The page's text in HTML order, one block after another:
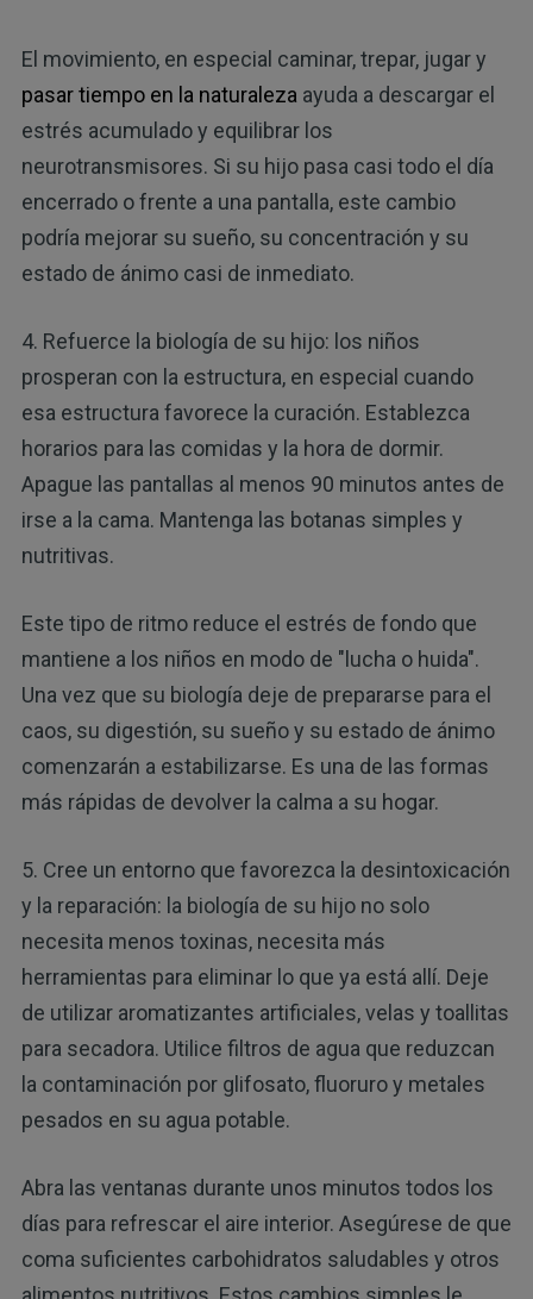
El movimiento, en especial caminar, trepar, jugar y
pasar tiempo en la naturaleza ayuda a descargar el
estrés acumulado y equilibrar los
neurotransmisores. Si su hijo pasa casi todo el día
encerrado o frente a una pantalla, este cambio
podría mejorar su sueño, su concentración y su
estado de ánimo casi de inmediato.
4. Refuerce la biología de su hijo: los niños
prosperan con la estructura, en especial cuando
esa estructura favorece la curación. Establezca
horarios para las comidas y la hora de dormir.
Apague las pantallas al menos 90 minutos antes de
irse a la cama. Mantenga las botanas simples y
nutritivas.
Este tipo de ritmo reduce el estrés de fondo que
mantiene a los niños en modo de "lucha o huida".
Una vez que su biología deje de prepararse para el
caos, su digestión, su sueño y su estado de ánimo
comenzarán a estabilizarse. Es una de las formas
más rápidas de devolver la calma a su hogar.
5. Cree un entorno que favorezca la desintoxicación
y la reparación: la biología de su hijo no solo
necesita menos toxinas, necesita más
herramientas para eliminar lo que ya está allí. Deje
de utilizar aromatizantes artificiales, velas y toallitas
para secadora. Utilice filtros de agua que reduzcan
la contaminación por glifosato, fluoruro y metales
pesados en su agua potable.
Abra las ventanas durante unos minutos todos los
días para refrescar el aire interior. Asegúrese de que
coma suficientes carbohidratos saludables y otros